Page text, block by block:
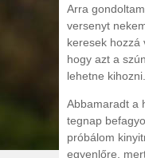
Arra
versenyt
keresek hozzá
hogy azt a
lehetne kihozni.
Abbamaradt a
tegnap
próbálom
egyenlőre,